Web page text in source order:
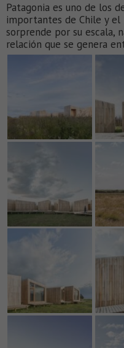
Patagonia es uno de los
importantes de Chile y el
sorprende por su escala,
relación que se genera